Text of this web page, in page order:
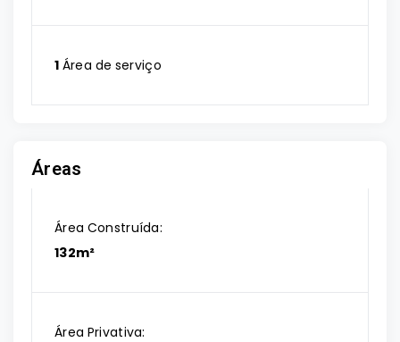
1 Área de serviço
Áreas
Área Construída:
132m²
Área Privativa: